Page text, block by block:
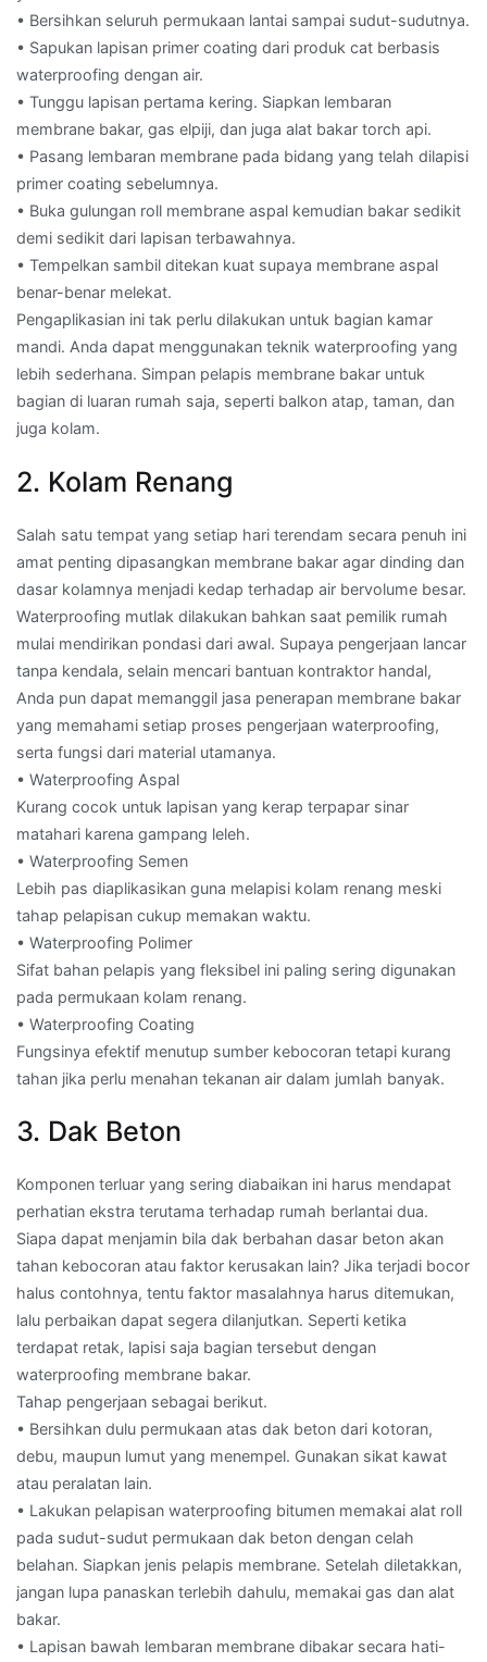
• Bersihkan seluruh permukaan lantai sampai sudut-sudutnya.
• Sapukan lapisan primer coating dari produk cat berbasis
waterproofing dengan air.
• Tunggu lapisan pertama kering. Siapkan lembaran
membrane bakar, gas elpiji, dan juga alat bakar torch api.
• Pasang lembaran membrane pada bidang yang telah dilapisi
primer coating sebelumnya.
• Buka gulungan roll membrane aspal kemudian bakar sedikit
demi sedikit dari lapisan terbawahnya.
• Tempelkan sambil ditekan kuat supaya membrane aspal
benar-benar melekat.
Pengaplikasian ini tak perlu dilakukan untuk bagian kamar
mandi. Anda dapat menggunakan teknik waterproofing yang
lebih sederhana. Simpan pelapis membrane bakar untuk
bagian di luaran rumah saja, seperti balkon atap, taman, dan
juga kolam.
2. Kolam Renang
Salah satu tempat yang setiap hari terendam secara penuh ini
amat penting dipasangkan membrane bakar agar dinding dan
dasar kolamnya menjadi kedap terhadap air bervolume besar.
Waterproofing mutlak dilakukan bahkan saat pemilik rumah
mulai mendirikan pondasi dari awal. Supaya pengerjaan lancar
tanpa kendala, selain mencari bantuan kontraktor handal,
Anda pun dapat memanggil jasa penerapan membrane bakar
yang memahami setiap proses pengerjaan waterproofing,
serta fungsi dari material utamanya.
• Waterproofing Aspal
Kurang cocok untuk lapisan yang kerap terpapar sinar
matahari karena gampang leleh.
• Waterproofing Semen
Lebih pas diaplikasikan guna melapisi kolam renang meski
tahap pelapisan cukup memakan waktu.
• Waterproofing Polimer
Sifat bahan pelapis yang fleksibel ini paling sering digunakan
pada permukaan kolam renang.
• Waterproofing Coating
Fungsinya efektif menutup sumber kebocoran tetapi kurang
tahan jika perlu menahan tekanan air dalam jumlah banyak.
3. Dak Beton
Komponen terluar yang sering diabaikan ini harus mendapat
perhatian ekstra terutama terhadap rumah berlantai dua.
Siapa dapat menjamin bila dak berbahan dasar beton akan
tahan kebocoran atau faktor kerusakan lain? Jika terjadi bocor
halus contohnya, tentu faktor masalahnya harus ditemukan,
lalu perbaikan dapat segera dilanjutkan. Seperti ketika
terdapat retak, lapisi saja bagian tersebut dengan
waterproofing membrane bakar.
Tahap pengerjaan sebagai berikut.
• Bersihkan dulu permukaan atas dak beton dari kotoran,
debu, maupun lumut yang menempel. Gunakan sikat kawat
atau peralatan lain.
• Lakukan pelapisan waterproofing bitumen memakai alat roll
pada sudut-sudut permukaan dak beton dengan celah
belahan. Siapkan jenis pelapis membrane. Setelah diletakkan,
jangan lupa panaskan terlebih dahulu, memakai gas dan alat
bakar.
• Lapisan bawah lembaran membrane dibakar secara hati-